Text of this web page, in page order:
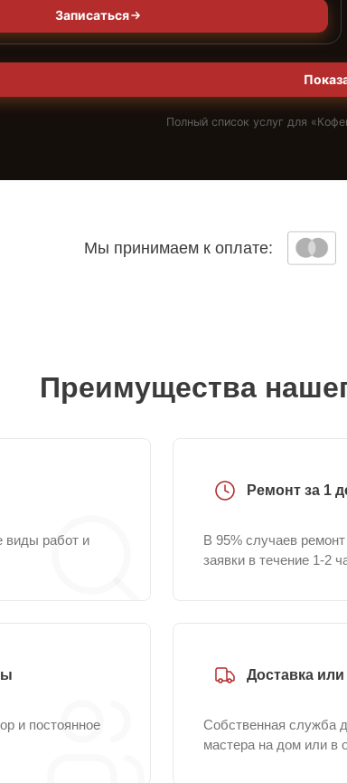
Записаться
Полный список услуг для «
Мы принимаем к оплате:
Преимущества
виды работ и
Ремонт за 1
В 95% случаев
заявки в течение 1-2
и постоянное
Доставка
Собственная служба
мастера на дом или в